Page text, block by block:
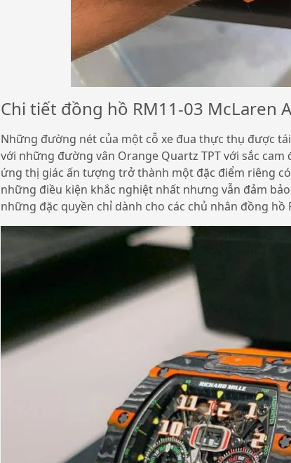
Chi tiết đồng hồ RM11-03 McLaren
Những đường nét của một cỗ xe đua thực thụ được
với những đường vân Orange Quartz TPT với sắc
ứng thị giác ấn tượng trở thành một đặc điểm riêng
những điều kiện khắc nghiệt nhất nhưng vẫn đảm
những đặc quyền chỉ dành cho các chủ nhân đồng hồ